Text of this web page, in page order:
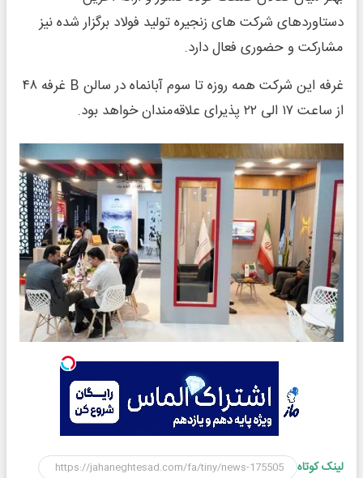
دستاوردهای شرکت های زنجیره تولید فولاد برگزار شده نیز
مشارکت و حضوری فعال دارد.
غرفه این شرکت همه روزه تا سوم آبانماه در سالن B غرفه ۴۸
از ساعت ۱۷ الی ۲۲ پذیرای علاقه‌مندان خواهد بود.
لینک کوتاه